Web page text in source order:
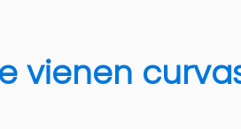
vienen